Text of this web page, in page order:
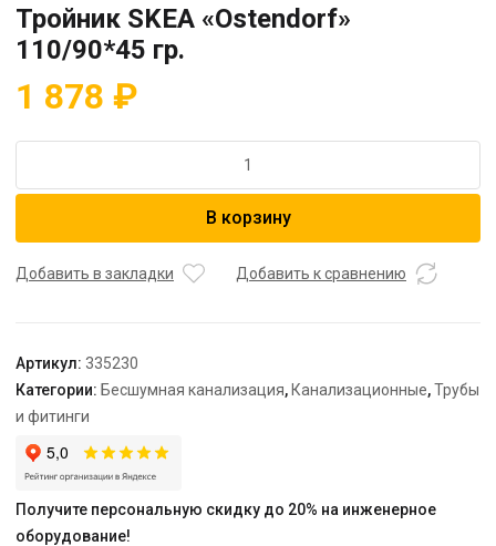
Тройник SKEA «Ostendorf»
110/90*45 гр.
1 878 ₽
Тройник
110/90*45
В корзину
Добавить в закладки Добавить к сравнению
Артикул: 335230
Категории: Бесшумная канализация, Канализационные,Трубы
и фитинги
Получите персональную скидку до 20% на инженерное
оборудование!